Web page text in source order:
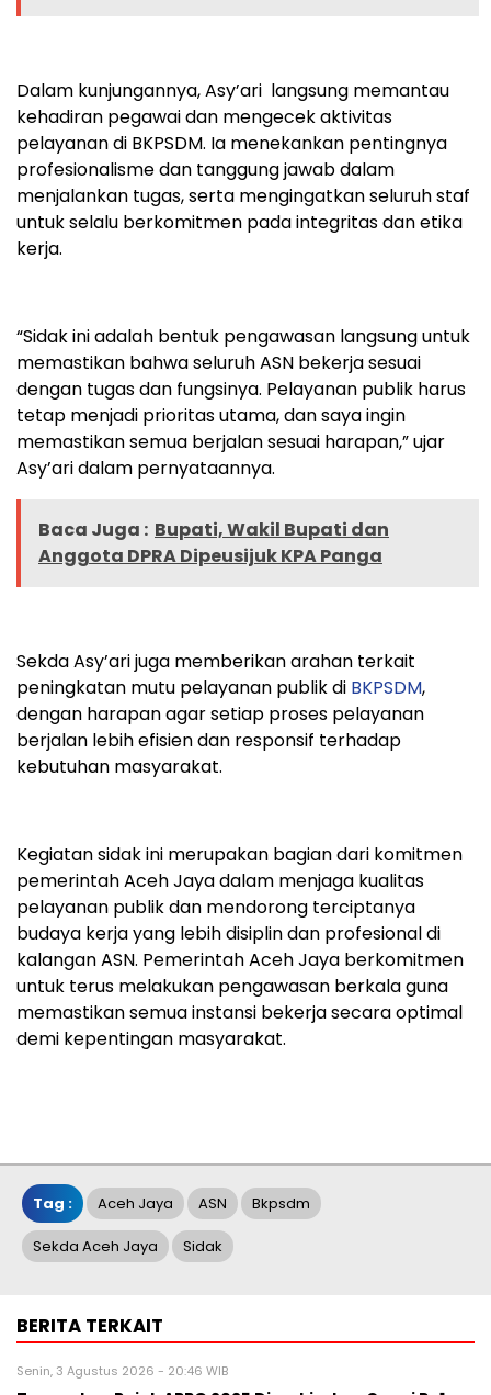
Dalam kunjungannya, Asy’ari langsung memantau
kehadiran pegawai dan mengecek aktivitas
pelayanan di BKPSDM. Ia menekankan pentingnya
profesionalisme dan tanggung jawab dalam
menjalankan tugas, serta mengingatkan seluruh staf
untuk selalu berkomitmen pada integritas dan etika
kerja.
“Sidak ini adalah bentuk pengawasan langsung untuk
memastikan bahwa seluruh ASN bekerja sesuai
dengan tugas dan fungsinya. Pelayanan publik harus
tetap menjadi prioritas utama, dan saya ingin
memastikan semua berjalan sesuai harapan,” ujar
Asy’ari dalam pernyataannya.
Baca Juga : Bupati, Wakil Bupati dan
Anggota DPRA Dipeusijuk KPA Panga
Sekda Asy’ari juga memberikan arahan terkait
peningkatan mutu pelayanan publik di BKPSDM,
dengan harapan agar setiap proses pelayanan
berjalan lebih efisien dan responsif terhadap
kebutuhan masyarakat.
Kegiatan sidak ini merupakan bagian dari komitmen
pemerintah Aceh Jaya dalam menjaga kualitas
pelayanan publik dan mendorong terciptanya
budaya kerja yang lebih disiplin dan profesional di
kalangan ASN. Pemerintah Aceh Jaya berkomitmen
untuk terus melakukan pengawasan berkala guna
memastikan semua instansi bekerja secara optimal
demi kepentingan masyarakat.
Tag : Aceh Jaya ASN Bkpsdm
Sekda Aceh Jaya Sidak
BERITA TERKAIT
Senin, 3 Agustus 2026 - 20:46 WIB